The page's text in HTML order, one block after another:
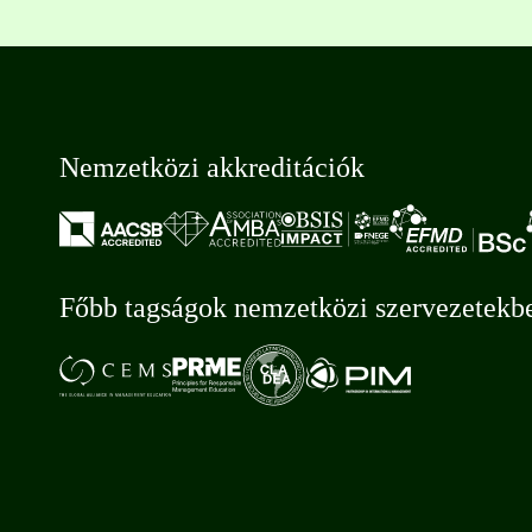
Nemzetközi akkreditációk
Főbb tagságok nemzetközi